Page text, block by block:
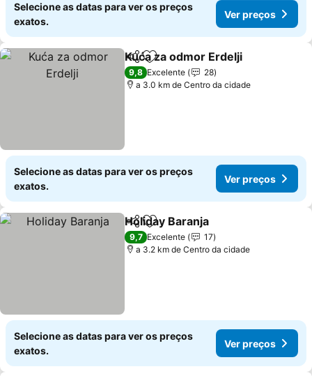
Selecione as datas para ver os preços
exatos.
Ver preços
PartilharAdicionar aos favoritos
Kuća za odmor Erdelji
9,8 Excelente
28
a 3.0 km de Centro da cidade
Selecione as datas para ver os preços
exatos.
Ver preços
PartilharAdicionar aos favoritos
Holiday Baranja
9,7 Excelente
17
a 3.2 km de Centro da cidade
Selecione as datas para ver os preços
exatos.
Ver preços